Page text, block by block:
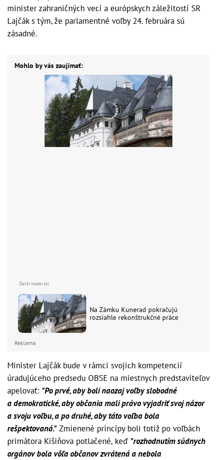
minister zahraničných vecí a európskych záležitostí SR
Lajčák s tým, že parlamentné voľby 24. februára sú
zásadné.
Mohlo by vás zaujímať:
Na Zámku Kunerad pokračujú
rozsiahle rekonštrukčné práce
Reklama
Minister Lajčák bude v rámci svojich kompetencií
úradujúceho predsedu OBSE na miestnych predstaviteľov
apelovať: "Po prvé, aby boli naozaj voľby slobodné
a demokratické, aby občania mali právo vyjadriť svoj názor
a svoju voľbu, a po druhé, aby táto voľba bola
rešpektovaná." Zmienené princípy boli totiž po voľbách
primátora Kišiňova potlačené, keď "rozhodnutím súdnych
orgánov bola vôľa občanov zvrátená a nebola